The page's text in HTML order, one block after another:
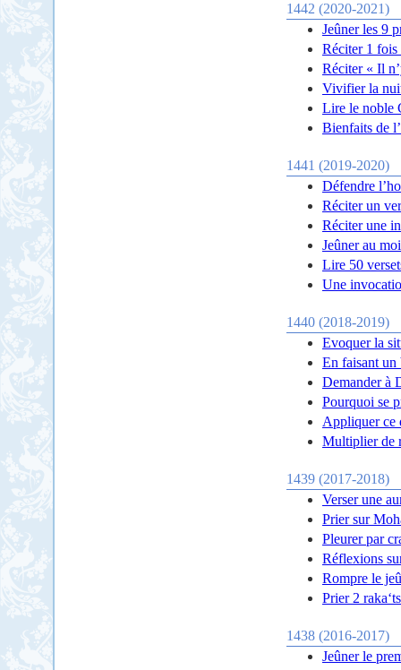
1442 (2020-2021)
Jeûner les 9
Réciter 1 fois
Réciter « Il
Vivifier la
Lire le noble
Bienfaits de
1441 (2019-2020)
Défendre
Réciter un
Réciter une
Jeûner au
Lire 50
Une
1440 (2018-2019)
Evoquer la
En faisant un
Demander à
Pourquoi se
Appliquer ce
Multiplier de
1439 (2017-2018)
Verser une
Prier sur
Pleurer par
Réflexions
Rompre le
Prier 2
1438 (2016-2017)
Jeûner le